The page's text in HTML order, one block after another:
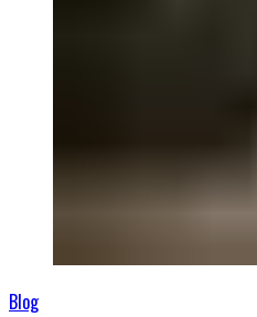
Blog